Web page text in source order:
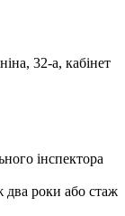
32-а, кабінет
інспектора
два роки або стаж